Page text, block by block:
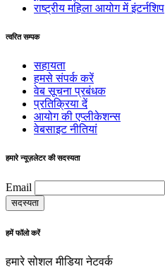
राष्ट्रीय महिला आयोग में इंटर्नशिप
त्वरित सम्पक
सहायता
हमसे संपर्क करें
वेब सूचना प्रबंधक
प्रतिक्रिया दें
आयोग की एप्लीकेशन्स
वेबसाइट नीतियां
हमारे न्यूज़लेटर की सदस्यता
Email
हमें फॉलो करें
हमारे सोशल मीडिया नेटवर्क